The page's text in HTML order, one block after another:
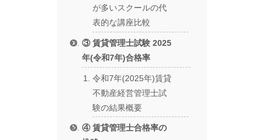
が多いスクールの代
表的な講座比較
③ 賃貸管理士試験 2025
年(令和7年)合格率
令和7年(2025年)賃貸
不動産経営管理士試
験の結果概要
④ 賃貸管理士合格率の